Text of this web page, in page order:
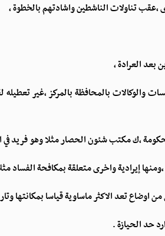
تناولات الناشطين واشادتهم بالخطوة ،
بعد العرادة ،
والوكالات بالمحافظة بالمركز ،غير تعطيله
،ك مكتب شئون الحصار مثلا وهو فريد في
إيرادية واخرى متعلقة بمكافحة الفساد
اوضاع تعد الاكثر ماساوية قياسا بمكانتها
حد الحيازة .